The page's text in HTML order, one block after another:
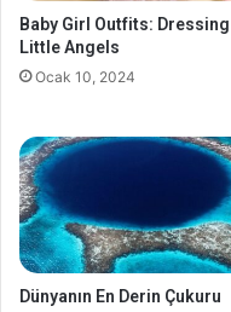
Baby Girl Outfits: Dressing
Little Angels
Ocak 10, 2024
Dünyanın En Derin Çukuru